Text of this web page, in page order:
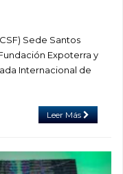
Sede Santos
Expoterra y
Internacional de
Leer Más